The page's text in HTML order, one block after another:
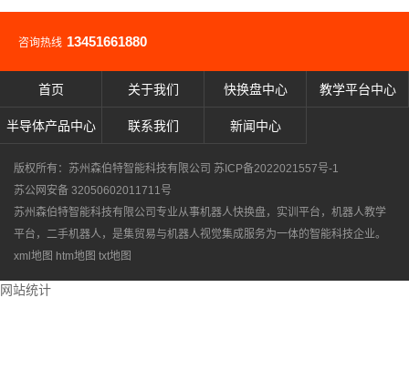
咨询热线 13451661880
首页 关于我们 快换盘中心 教学平台中心
半导体产品中心 联系我们 新闻中心
版权所有：苏州森伯特智能科技有限公司 苏ICP备2022021557号-1
苏公网安备 32050602011711号
苏州森伯特智能科技有限公司专业从事机器人快换盘， 实训平台 ， 机器人教学
平台 ， 二手机器人，是集贸易与机器人视觉集成服务为一体的智能科技企业。
xml地图 htm地图 txt地图
网站统计